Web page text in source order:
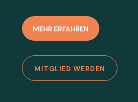
MEHR ERFAHREN
MITGLIED WERDEN